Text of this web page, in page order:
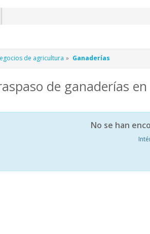
de agricultura Ganaderías
de ganaderías
No se han